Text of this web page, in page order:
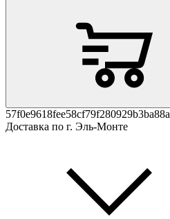
57f0e9618fee58cf79f280929b3ba88a
Доставка по г. Эль-Монте